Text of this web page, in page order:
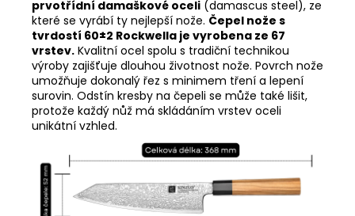
Tento šéfkuchařský nůž Bunka jevyroben z
prvotřídní damaškové oceli(damascus steel), ze
které se vyrábí ty nejlepší nože.Čepel nože s
tvrdostí 60±2 Rockwella je vyrobena ze 67
vrstev.Kvalitní ocel spolu s tradiční technikou
výroby zajišťuje dlouhou životnost nože. Povrch nože
umožňuje dokonalý řez s minimem tření a lepení
surovin. Odstín kresby na čepeli se může také lišit,
protože každý nůž má skládáním vrstev oceli